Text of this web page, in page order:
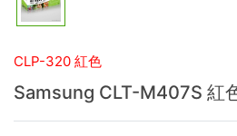
CLP-320 紅色
Samsung CLT-M407S 紅